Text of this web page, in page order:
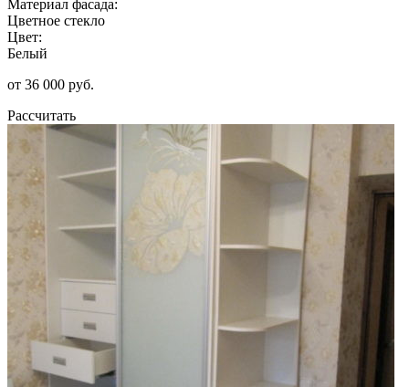
Материал фасада:
Цветное стекло
Цвет:
Белый
от 36 000 руб.
Рассчитать